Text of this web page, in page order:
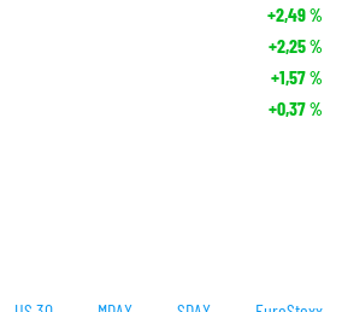
+2,49%
+2,25%
+1,57%
+0,37%